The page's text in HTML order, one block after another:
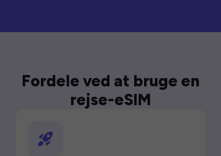
Fordele ved at bruge en
rejse-eSIM